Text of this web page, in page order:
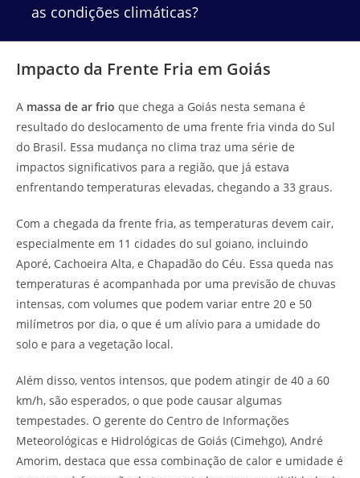
as condições climáticas?
Impacto da Frente Fria em Goiás
A massa de ar frio que chega a Goiás nesta semana é
resultado do deslocamento de uma frente fria vinda do Sul
do Brasil. Essa mudança no clima traz uma série de
impactos significativos para a região, que já estava
enfrentando temperaturas elevadas, chegando a 33 graus.
Com a chegada da frente fria, as temperaturas devem cair,
especialmente em 11 cidades do sul goiano, incluindo
Aporé, Cachoeira Alta, e Chapadão do Céu. Essa queda nas
temperaturas é acompanhada por uma previsão de chuvas
intensas, com volumes que podem variar entre 20 e 50
milímetros por dia, o que é um alívio para a umidade do
solo e para a vegetação local.
Além disso, ventos intensos, que podem atingir de 40 a 60
km/h, são esperados, o que pode causar algumas
tempestades. O gerente do Centro de Informações
Meteorológicas e Hidrológicas de Goiás (Cimehgo), André
Amorim, destaca que essa combinação de calor e umidade é